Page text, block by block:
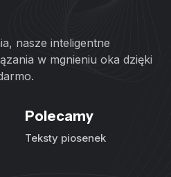
nasze inteligentne
w mgnieniu oka dzięki
Polecamy
Teksty piosenek